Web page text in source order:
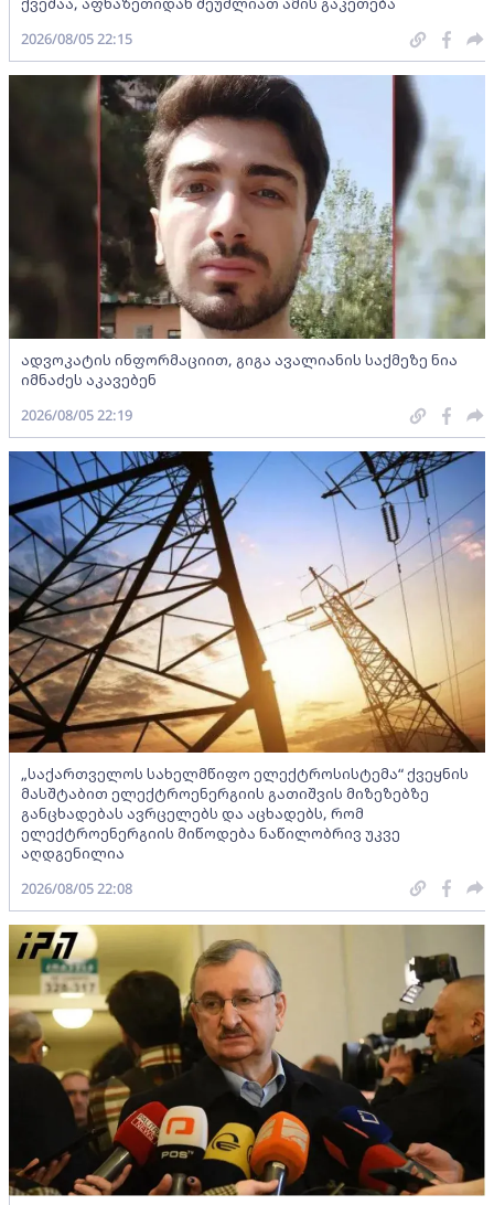
2026/08/05 22:15
ადვოკატის ინფორმაციით, გიგა ავალიანის საქმეზე ნია
იმნაძეს აკავებენ
2026/08/05 22:19
„საქართველოს სახელმწიფო ელექტროსისტემა“ ქვეყნის
მასშტაბით ელექტროენერგიის გათიშვის მიზეზებზე
განცხადებას ავრცელებს და აცხადებს, რომ
ელექტროენერგიის მიწოდება ნაწილობრივ უკვე
აღდგენილია
2026/08/05 22:08